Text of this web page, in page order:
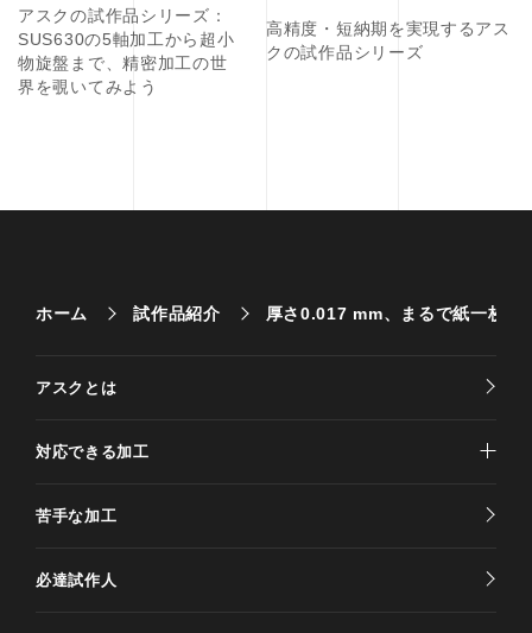
アスクの試作品シリーズ：
SUS630の5軸加工から超小
物旋盤まで、精密加工の世
界を覗いてみよう
高精度・短納期を実現するアス
クの試作品シリーズ
ホーム 試作品紹介 厚さ0.017 mm、まるで紙一枚。
アスクとは
対応できる加工
苦手な加工
必達試作人